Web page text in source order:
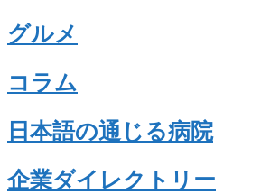
グルメ
コラム
日本語の通じる病院
企業ダイレクトリー